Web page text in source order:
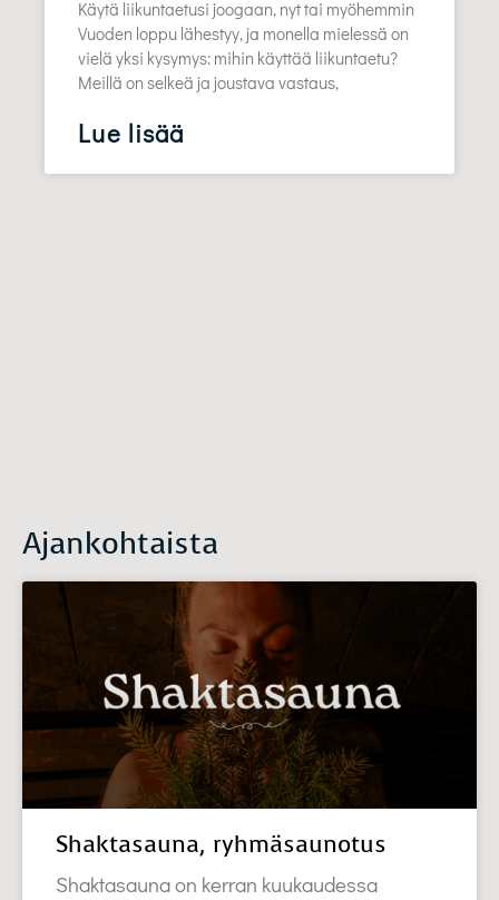
Käytä liikuntaetusi joogaan, nyt tai myöhemmin
Vuoden loppu lähestyy, ja monella mielessä on
vielä yksi kysymys: mihin käyttää liikuntaetu?
Meillä on selkeä ja joustava vastaus,
Lue lisää
Ajankohtaista
Shaktasauna, ryhmäsaunotus
Shaktasauna on kerran kuukaudessa